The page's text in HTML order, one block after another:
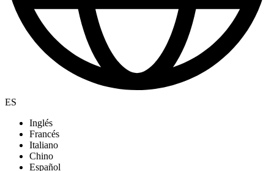
ES
Inglés
Francés
Italiano
Chino
Español